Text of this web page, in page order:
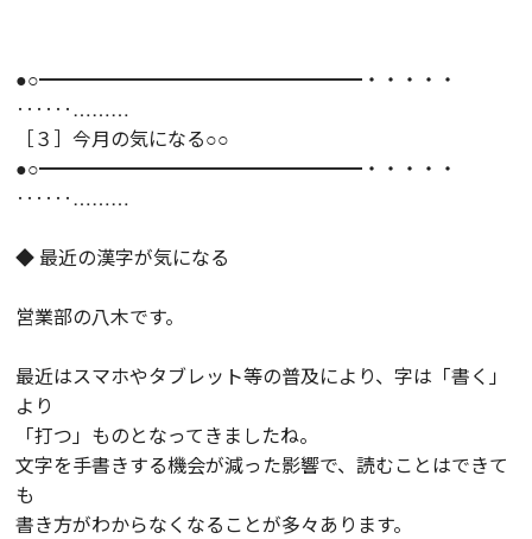
●○━━━━━━━━━━━━━━━━━・・・・・
‥‥‥………
［３］今月の気になる○○
●○━━━━━━━━━━━━━━━━━・・・・・
‥‥‥………
◆ 最近の漢字が気になる
営業部の八木です。
最近はスマホやタブレット等の普及により、字は「書く」
より
「打つ」ものとなってきましたね。
文字を手書きする機会が減った影響で、読むことはできて
も
書き方がわからなくなることが多々あります。